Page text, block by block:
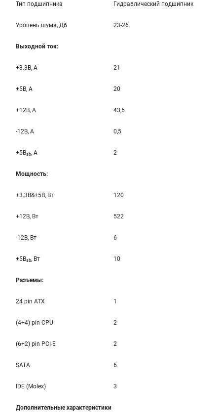
Тип подшипника Гидравлический подшипник
Уровень шума, Дб 23-26
Выходной ток:
+3.3B, А 21
+5B, А 20
+12B, A 43,5
-12B, A 0,5
+5Bsb, A 2
Мощность:
+3.3B&+5B, Вт 120
+12B, Вт 522
-12B, Вт 6
+5Bsb, Вт 10
Разъемы:
24 pin ATX 1
(4+4) pin CPU 2
(6+2) pin PCI-E 2
SATA 6
IDE (Molex) 3
Дополнительные характеристики